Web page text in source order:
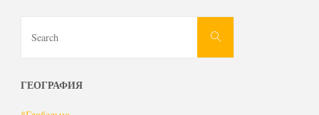
Search
ГЕОГРАФИЯ